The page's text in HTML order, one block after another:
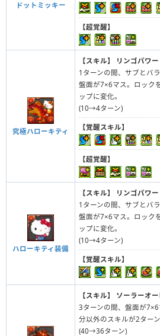
ドットミッキー
【超覚醒】
究極ハローキティ
【スキル】
リンゴパワー
1ターンの間、サブとバ
盤面が7×6マス。ロック
ップに変化。
(10→4ターン)
【覚醒スキル】
【超覚醒】
ハローキティ装備
【スキル】
リンゴパワー
1ターンの間、サブとバ
盤面が7×6マス。ロック
ップに変化。
(10→4ターン)
【覚醒スキル】
【スキル】
ソーラーオ
3ターンの間、盤面が
分以外のスキルが2ター
(40→36ターン)